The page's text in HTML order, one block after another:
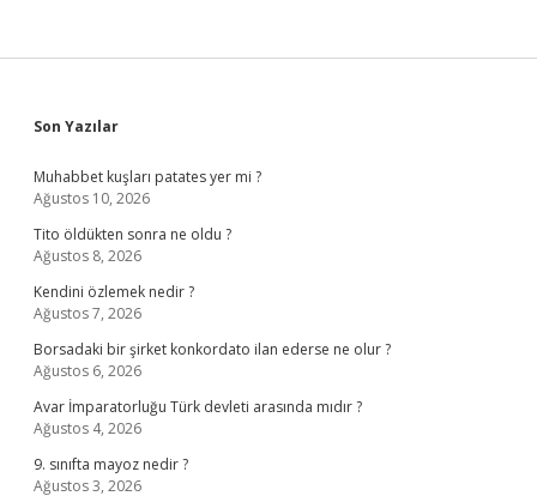
Sidebar
Son Yazılar
Muhabbet kuşları patates yer mi ?
Ağustos 10, 2026
Tito öldükten sonra ne oldu ?
Ağustos 8, 2026
Kendini özlemek nedir ?
Ağustos 7, 2026
Borsadaki bir şirket konkordato ilan ederse ne olur ?
Ağustos 6, 2026
Avar İmparatorluğu Türk devleti arasında mıdır ?
Ağustos 4, 2026
9. sınıfta mayoz nedir ?
Ağustos 3, 2026